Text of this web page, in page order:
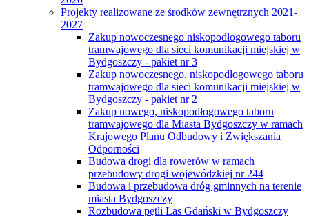
Projekty realizowane ze środków zewnętrznych 2021-
2027
Zakup nowoczesnego niskopodłogowego taboru
tramwajowego dla sieci komunikacji miejskiej w
Bydgoszczy - pakiet nr 3
Zakup nowoczesnego, niskopodłogowego taboru
tramwajowego dla sieci komunikacji miejskiej w
Bydgoszczy - pakiet nr 2
Zakup nowego, niskopodłogowego taboru
tramwajowego dla Miasta Bydgoszczy w ramach
Krajowego Planu Odbudowy i Zwiększania
Odporności
Budowa drogi dla rowerów w ramach
przebudowy drogi wojewódzkiej nr 244
Budowa i przebudowa dróg gminnych na terenie
miasta Bydgoszczy
Rozbudowa pętli Las Gdański w Bydgoszczy